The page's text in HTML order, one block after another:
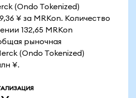
(Ondo Tokenized)
¥ за MRKon. Количество
132,65 MRKon
рыночная
(Ondo Tokenized)
¥.